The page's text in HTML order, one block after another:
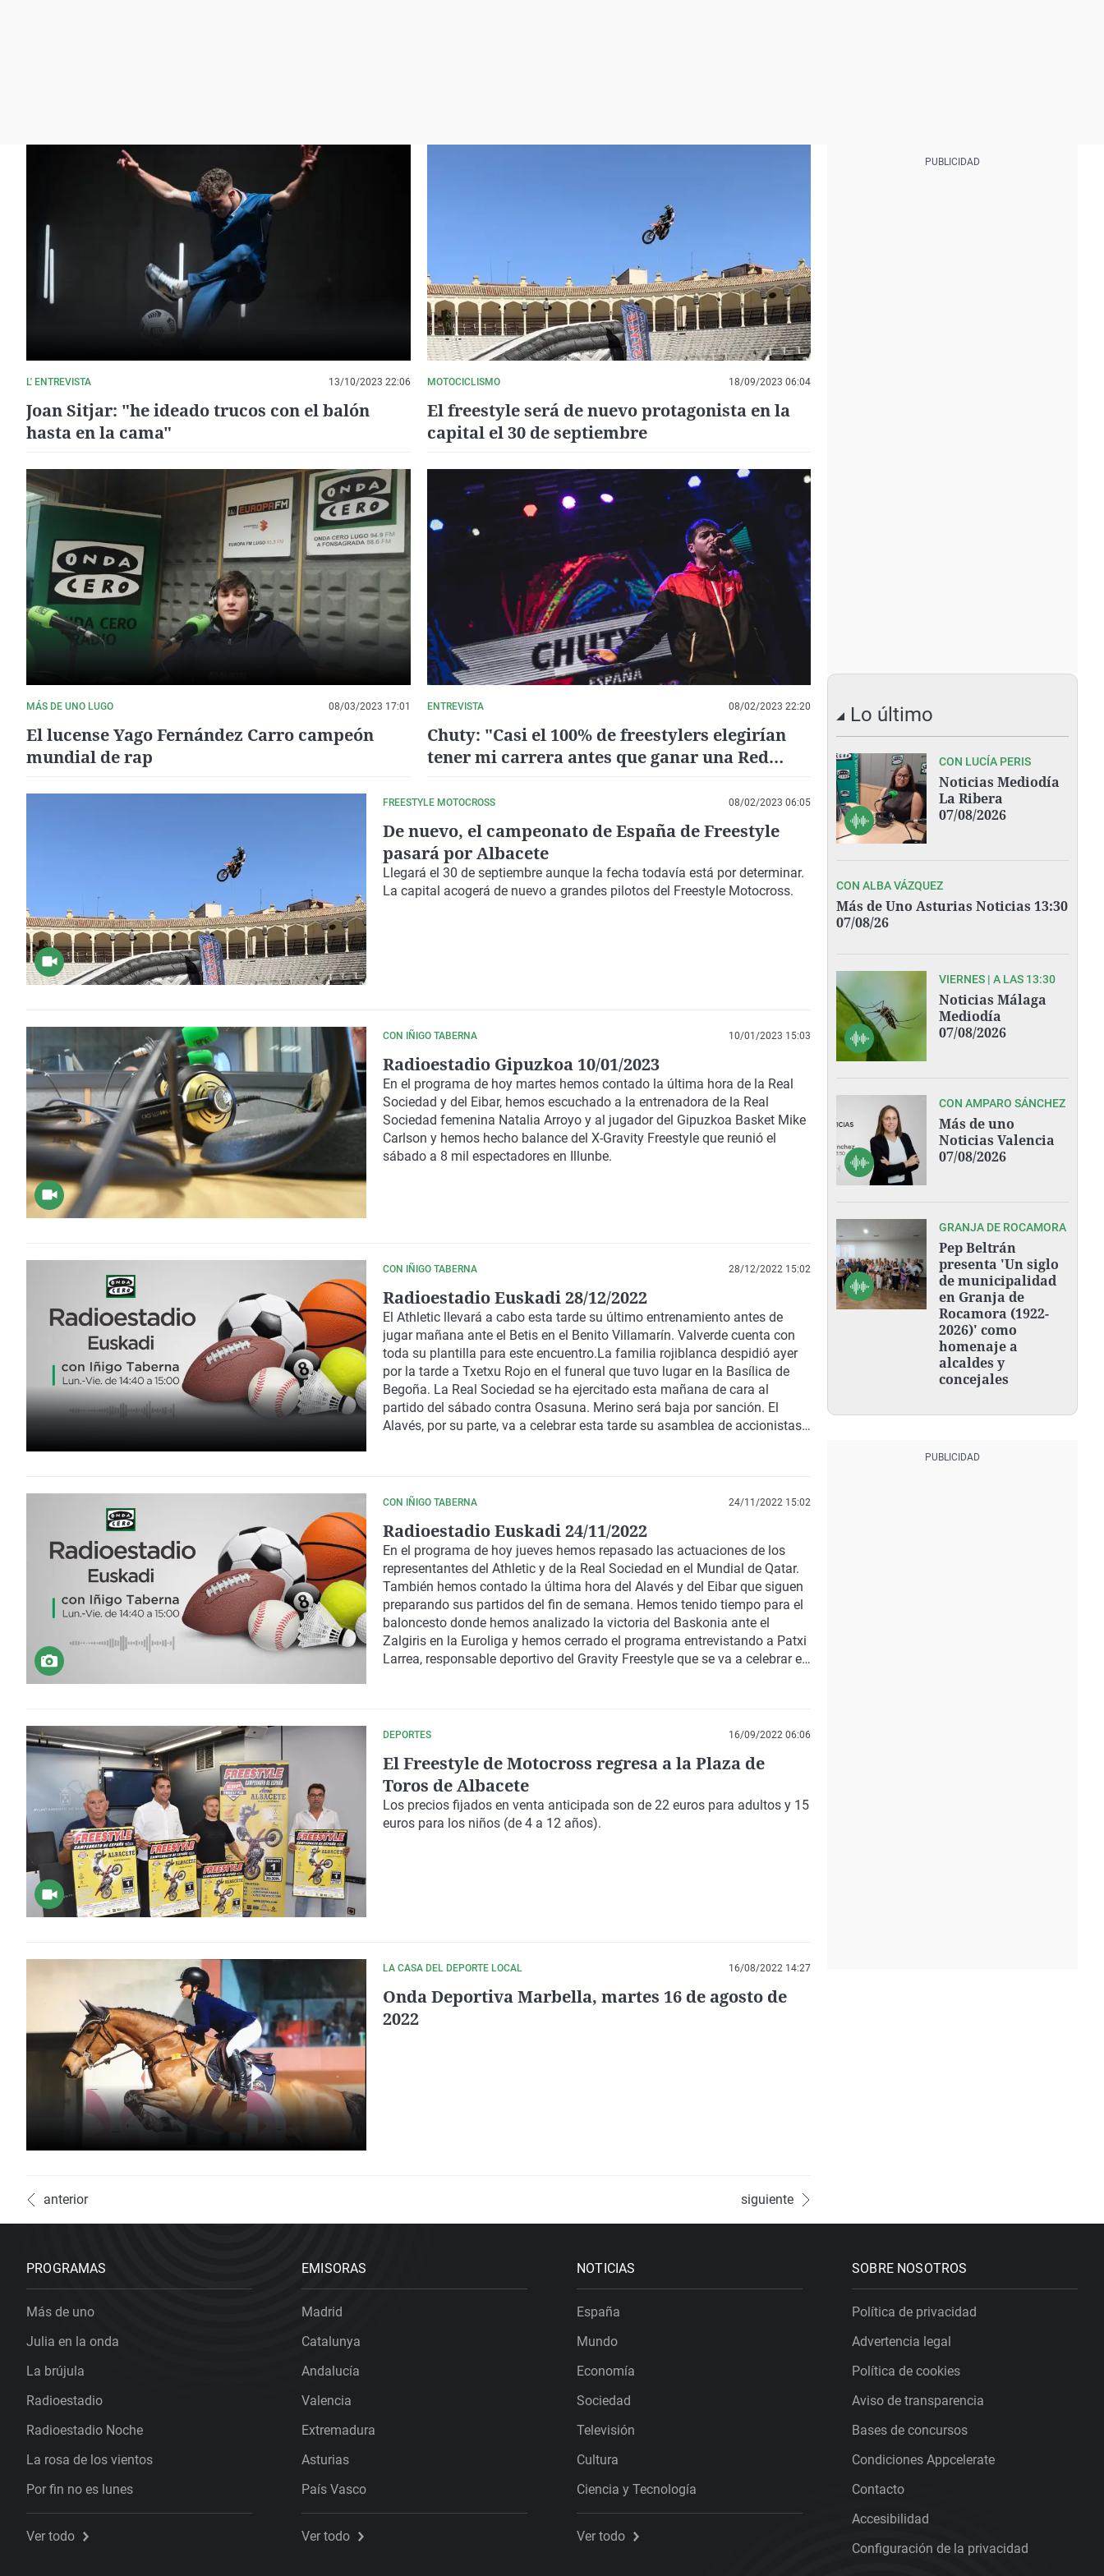
L' ENTREVISTA 13/10/2023 22:06
Joan Sitjar: "he ideado trucos con el balón
hasta en la cama"
MOTOCICLISMO 18/09/2023 06:04
El freestyle será de nuevo protagonista en la
capital el 30 de septiembre
MÁS DE UNO LUGO 08/03/2023 17:01
El lucense Yago Fernández Carro campeón
mundial de rap
ENTREVISTA 08/02/2023 22:20
Chuty: "Casi el 100% de freestylers elegirían
tener mi carrera antes que ganar una Red
FREESTYLE MOTOCROSS 08/02/2023 06:05
De nuevo, el campeonato de España de Freestyle
pasará por Albacete
Llegará el 30 de septiembre aunque la fecha todavía está por determinar.
La capital acogerá de nuevo a grandes pilotos del Freestyle Motocross.
CON IÑIGO TABERNA 10/01/2023 15:03
Radioestadio Gipuzkoa 10/01/2023
En el programa de hoy martes hemos contado la última hora de la Real
Sociedad y del Eibar, hemos escuchado a la entrenadora de la Real
Sociedad femenina Natalia Arroyo y al jugador del Gipuzkoa Basket Mike
Carlson y hemos hecho balance del X-Gravity Freestyle que reunió el
sábado a 8 mil espectadores en Illunbe.
CON IÑIGO TABERNA 28/12/2022 15:02
Radioestadio Euskadi 28/12/2022
El Athletic llevará a cabo esta tarde su último entrenamiento antes de
jugar mañana ante el Betis en el Benito Villamarín. Valverde cuenta con
toda su plantilla para este encuentro.La familia rojiblanca despidió ayer
por la tarde a Txetxu Rojo en el funeral que tuvo lugar en la Basílica de
Begoña. La Real Sociedad se ha ejercitado esta mañana de cara al
partido del sábado contra Osasuna. Merino será baja por sanción. El
Alavés, por su parte, va a celebrar esta tarde su asamblea de accionistas.
con claridad al Almansa. En la Liga Femenina, el Araski se ha clasificado
también tiene opciones de jugar la Copa tras imponerse con
contundencia al Leganés. El Gernika juega a las ocho y cuarto en la
cancha del Ensino. Y en balonmano, el Super Amara Bera Bera recibe a
las 9 al Rocasa con el liderato de la liga en juego.
CON IÑIGO TABERNA 24/11/2022 15:02
Radioestadio Euskadi 24/11/2022
En el programa de hoy jueves hemos repasado las actuaciones de los
representantes del Athletic y de la Real Sociedad en el Mundial de Qatar.
También hemos contado la última hora del Alavés y del Eibar que siguen
preparando sus partidos del fin de semana. Hemos tenido tiempo para el
baloncesto donde hemos analizado la victoria del Baskonia ante el
Zalgiris en la Euroliga y hemos cerrado el programa entrevistando a Patxi
Larrea, responsable deportivo del Gravity Freestyle que se va a celebrar el
DEPORTES 16/09/2022 06:06
El Freestyle de Motocross regresa a la Plaza de
Toros de Albacete
Los precios fijados en venta anticipada son de 22 euros para adultos y 15
euros para los niños (de 4 a 12 años).
LA CASA DEL DEPORTE LOCAL 16/08/2022 14:27
Onda Deportiva Marbella, martes 16 de agosto de
2022
anterior siguiente
Lo último
CON LUCÍA PERIS
Noticias Mediodía
La Ribera
07/08/2026
CON ALBA VÁZQUEZ
Más de Uno Asturias Noticias 13:30
07/08/26
VIERNES | A LAS 13:30
Noticias Málaga
Mediodía
07/08/2026
CON AMPARO SÁNCHEZ
Más de uno
Noticias Valencia
07/08/2026
GRANJA DE ROCAMORA
Pep Beltrán
presenta 'Un siglo
de municipalidad
en Granja de
Rocamora (1922-
2026)' como
homenaje a
alcaldes y
concejales
PROGRAMAS
Más de uno
Julia en la onda
La brújula
Radioestadio
Radioestadio Noche
La rosa de los vientos
Por fin no es lunes
Ver todo
EMISORAS
Madrid
Catalunya
Andalucía
Valencia
Extremadura
Asturias
País Vasco
Ver todo
NOTICIAS
España
Mundo
Economía
Sociedad
Televisión
Cultura
Ciencia y Tecnología
Ver todo
SOBRE NOSOTROS
Política de privacidad
Advertencia legal
Política de cookies
Aviso de transparencia
Bases de concursos
Condiciones Appcelerate
Contacto
Accesibilidad
Configuración de la privacidad